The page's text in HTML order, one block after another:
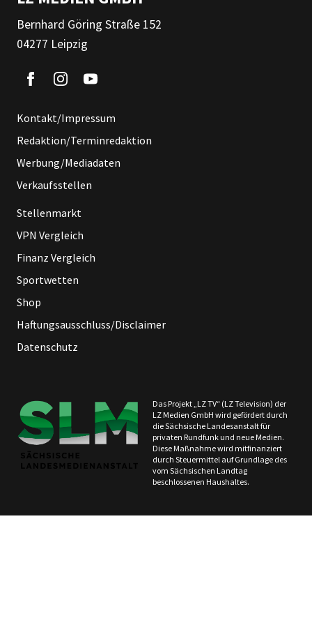
Bernhard Göring Straße 152
04277 Leipzig
Kontakt/Impressum
Redaktion/Terminredaktion
Werbung/Mediadaten
Verkaufsstellen
Stellenmarkt
VPN Vergleich
Finanz Vergleich
Sportwetten
Shop
Haftungsausschluss/Disclaimer
Datenschutz
Das Projekt „LZ TV“ (LZ Television) der
LZ Medien GmbH wird gefördert durch
die Sächsische Landesanstalt für
privaten Rundfunk und neue Medien.
Diese Maßnahme wird mitfinanziert
durch Steuermittel auf Grundlage des
vom Sächsischen Landtag
beschlossenen Haushaltes.